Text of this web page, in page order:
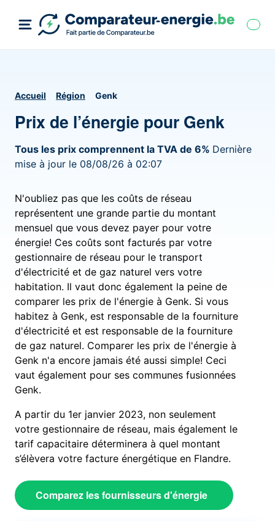
Accueil Région Genk
Prix de l’énergie pour Genk
Tous les prix comprennent la TVA de 6% Dernière
mise à jour le 08/08/26 à 02:07
N'oubliez pas que les coûts de réseau
représentent une grande partie du montant
mensuel que vous devez payer pour votre
énergie! Ces coûts sont facturés par votre
gestionnaire de réseau pour le transport
d'électricité et de gaz naturel vers votre
habitation. Il vaut donc également la peine de
comparer les prix de l'énergie à Genk. Si vous
habitez à Genk, est responsable de la fourniture
d'électricité et est responsable de la fourniture
de gaz naturel. Comparer les prix de l'énergie à
Genk n'a encore jamais été aussi simple! Ceci
vaut également pour ses communes fusionnées
Genk.
A partir du 1er janvier 2023, non seulement
votre gestionnaire de réseau, mais également le
tarif capacitaire déterminera à quel montant
s’élèvera votre facture énergétique en Flandre.
Comparez les fournisseurs d'énergie